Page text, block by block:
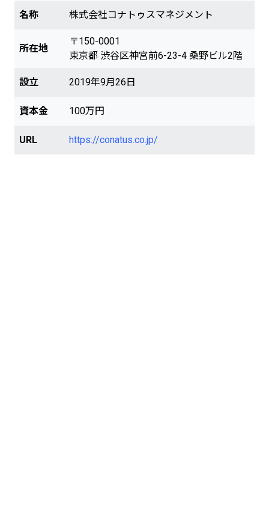
名称 株式会社コナトゥスマネジメント
所在地
〒150-0001
東京都 渋谷区神宮前6-23-4 桑野ビル2階
設立 2019年9月26日
資本金 100万円
URL https://conatus.co.jp/